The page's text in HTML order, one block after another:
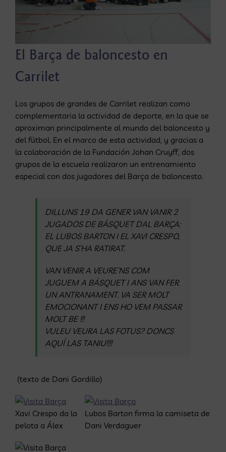
El Barça de baloncesto en
Carrilet
Los grupos de grandes de Carrilet realizan como
complementaria la actividad de deporte, en la que se
aproximan principalmente al mundo del baloncesto y
del fútbol. En el marco de esta actividad, y gracias a
la colaboración de la Fundación Johan Cruyff, dos
grupos de la escuela realizaron un entrenamiento
especial con dos jugadores del Barça de baloncesto.
DILLUNS 19 DA GENER VAN VANIR 2
JUGADOS DE BÁSQUET DAL BARÇA:
EL LUBOS BARTON I EL XAVI CRESPO,
QUE JA S’HA RATIRAT.
VAN VENIR A VEURE’NS COM
JUGUEM A BÁSQUET I ANS VAN FER
UN ANTRANAMENT. VA SER MOLT
EMOCIONANT I ENS HO VEM PASSAR
MOLT BE !!!
VULEU VEURA LAS FOTUS? DONCS
AQUÍ LAS TANIU!!!!
(texto de Dani Gordillo)
Lubos Barton firma la camiseta de
Dani Verdaguer
Xavi Crespo da la
pelota a Álex